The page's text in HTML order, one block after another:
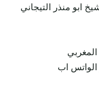
ابو منذر التيجاني
اب